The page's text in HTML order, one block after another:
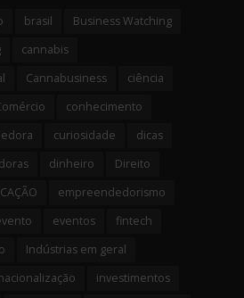
brasil
Business Watching
cannabis
Cannabusiness
ciência
conhecimento
curiosidade
dicas
dinheiro
Direito
empreendedorismo
eventos
fintech
Indústrias em geral
investimentos